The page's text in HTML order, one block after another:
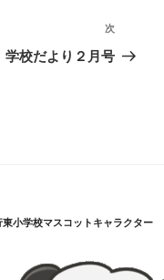
次
の
次
学校だより２月号
東小学校マスコットキャラクター